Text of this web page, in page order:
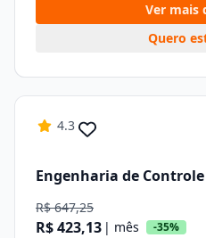
Ver mais
Quero
4.3
Engenharia de
R$ 647,25
R$ 423,13 | mês -35%